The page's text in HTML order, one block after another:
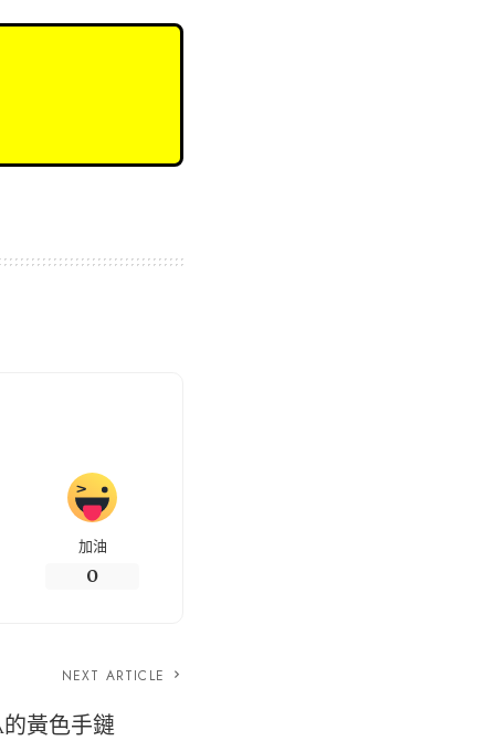
加油
0
NEXT ARTICLE
黃色手鏈